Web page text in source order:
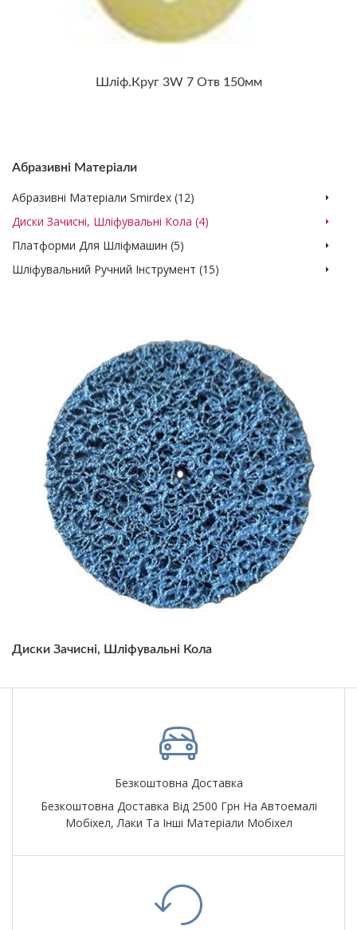
Абразивні Матеріали
Абразивні Матеріали Smirdex (12)
Диски Зачисні, Шліфувальні Кола (4)
Платформи Для Шліфмашин (5)
Шліфувальний Ручний Інструмент (15)
Диски Зачисні, Шліфувальні Кола
Шліф.круг 3W 7 Отв 150мм
Безкоштовна Доставка
Безкоштовна Доставка Від 2500 Грн На Автоемалі
Мобіхел, Лаки Та Інші Матеріали Мобіхел